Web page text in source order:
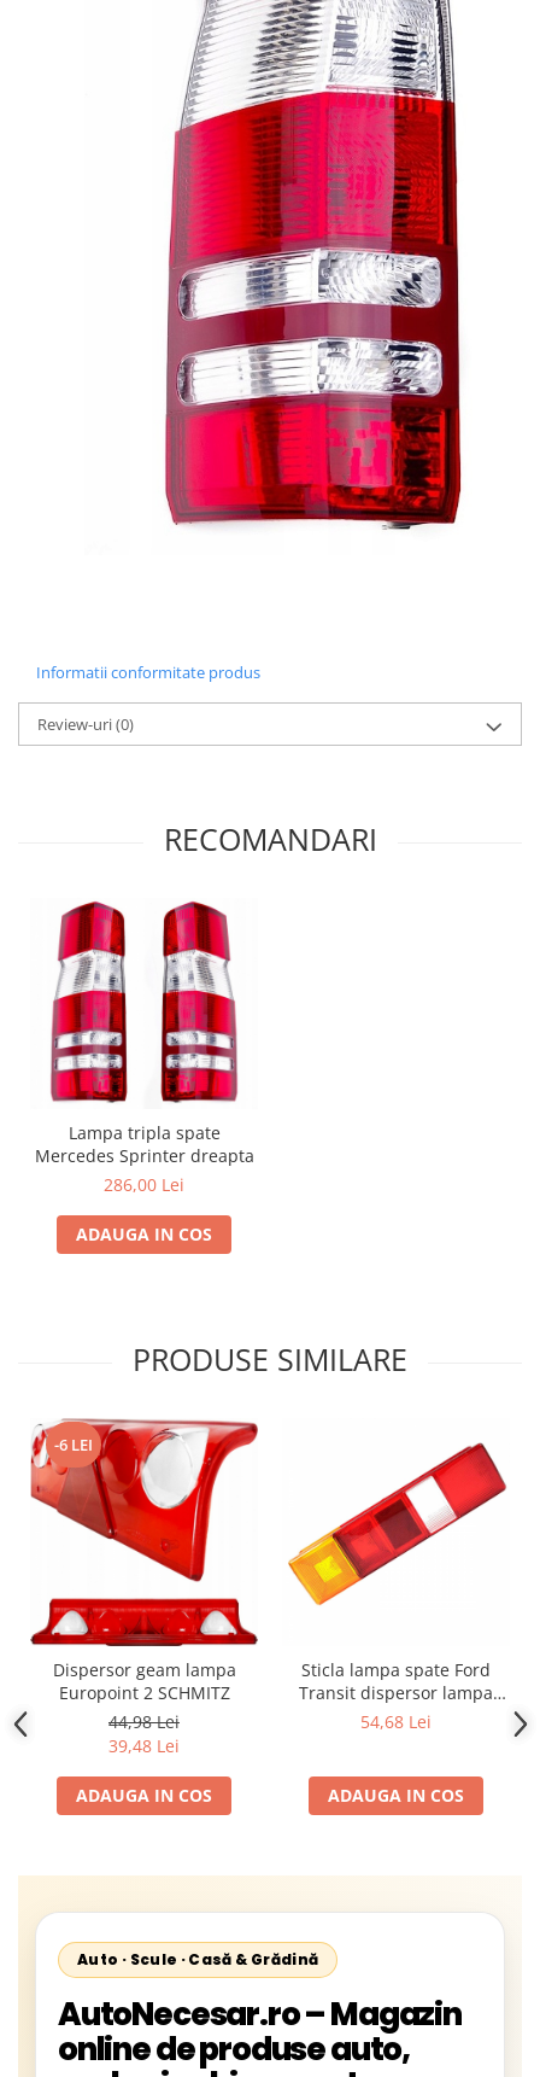
Informatii conformitate produs
Review-uri(0)
RECOMANDARI
Lampa tripla spate
Mercedes Sprinter dreapta
286,00 Lei
ADAUGA IN COS
PRODUSE SIMILARE
-6 LEI
Dispersor geam lampa
Europoint 2 SCHMITZ
44,98 Lei
39,48 Lei
ADAUGA IN COS
Sticla lampa spate Ford
Transit dispersor lampa
spate
54,68 Lei
ADAUGA IN COS
Auto · Scule · Casă & Grădină
AutoNecesar.ro – Magazin
online de produse auto,